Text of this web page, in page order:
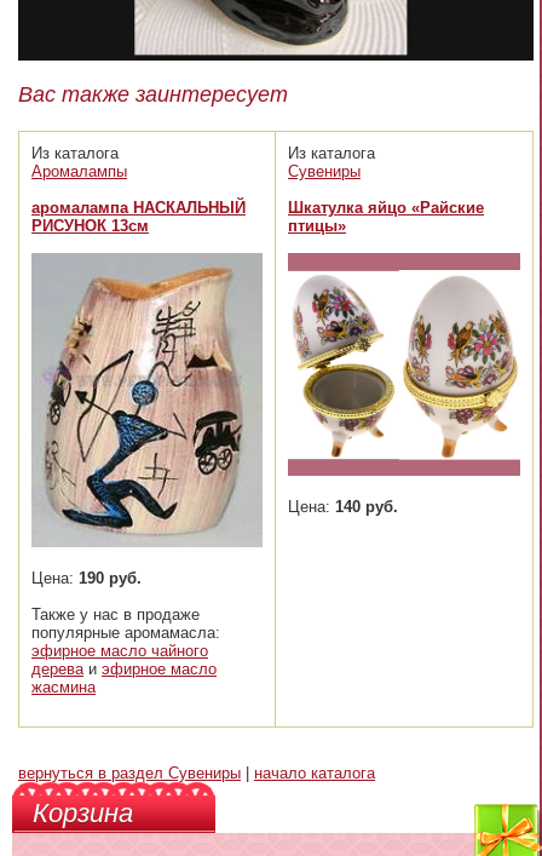
Вас также заинтересует
Из каталога
Аромалампы
аромалампа НАСКАЛЬНЫЙ
РИСУНОК 13см
Цена: 190 руб.
Также у нас в продаже
популярные аромамасла:
эфирное масло чайного
дереваи эфирное масло
жасмина
Из каталога
Сувениры
Шкатулка яйцо «Райские
птицы»
Цена: 140 руб.
вернуться в раздел Сувениры начало каталога
Корзина